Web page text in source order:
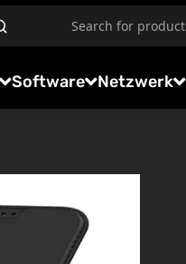
Software Netzwerk